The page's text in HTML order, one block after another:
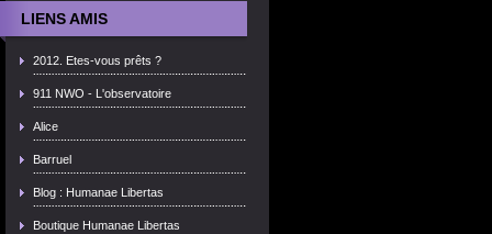
LIENS AMIS
2012. Etes-vous prêts ?
911 NWO - L'observatoire
Alice
Barruel
Blog : Humanae Libertas
Boutique Humanae Libertas